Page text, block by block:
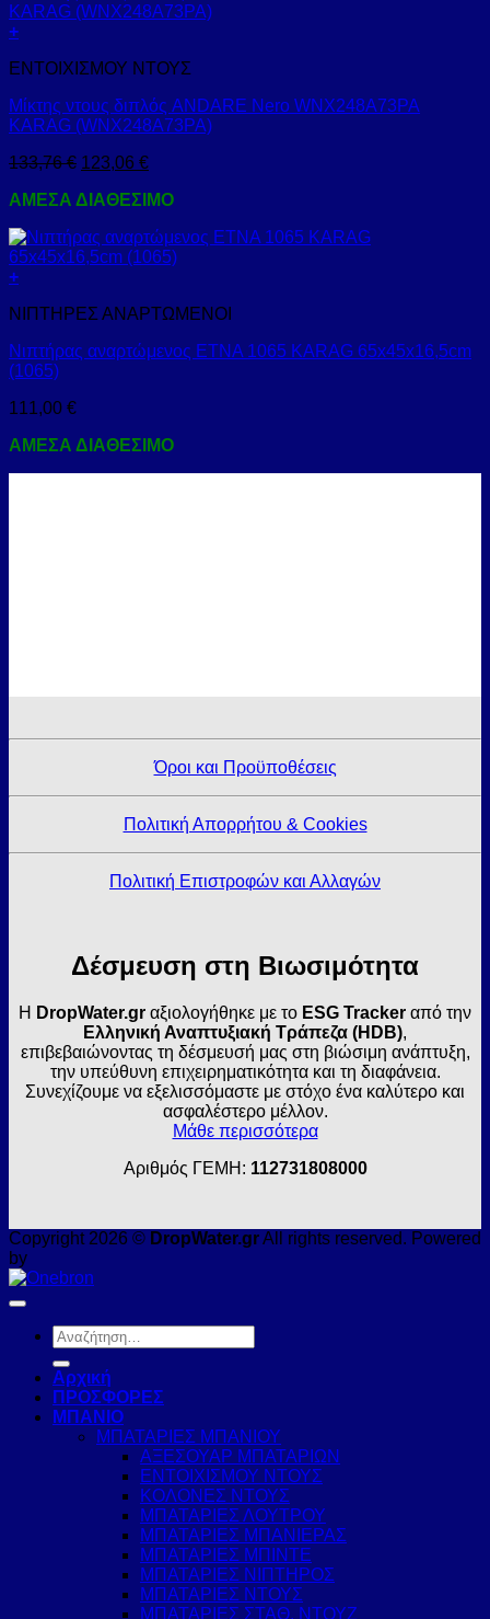
+
ΕΝΤΟΙΧΙΣΜΟΥ ΝΤΟΥΣ
Μίκτης ντους διπλός ANDARE Nero WNX248A73PA
KARAG (WNX248A73PA)
133,76€ 123,06 €
ΑΜΕΣΑ ΔΙΑΘΕΣΙΜΟ
+
ΝΙΠΤΗΡΕΣ ΑΝΑΡΤΩΜΕΝΟΙ
Νιπτήρας αναρτώμενος ETNA 1065 KARAG 65x45x16,5cm
(1065)
111,00 €
ΑΜΕΣΑ ΔΙΑΘΕΣΙΜΟ
Όροι και Προϋποθέσεις
Πολιτική Απορρήτου & Cookies
Πολιτική Επιστροφών και Αλλαγών
Δέσμευση στη Βιωσιμότητα
Η DropWater.gr αξιολογήθηκε με το ESG Tracker από την
Ελληνική Αναπτυξιακή Τράπεζα (HDB),
επιβεβαιώνοντας τη δέσμευσή μας στη βιώσιμη ανάπτυξη,
την υπεύθυνη επιχειρηματικότητα και τη διαφάνεια.
Συνεχίζουμε να εξελισσόμαστε με στόχο ένα καλύτερο και
ασφαλέστερο μέλλον.
Μάθε περισσότερα
Αριθμός ΓΕΜΗ: 112731808000
Copyright 2026 © DropWater.grAll rights reserved. Powered
by
Αναζήτηση
για:
Αρχική
ΠΡΟΣΦΟΡΕΣ
ΜΠΑΝΙΟ
ΜΠΑΤΑΡΙΕΣ ΜΠΑΝΙΟΥ
ΑΞΕΣΟΥΑΡ ΜΠΑΤΑΡΙΩΝ
ΕΝΤΟΙΧΙΣΜΟΥ ΝΤΟΥΣ
ΚΟΛΟΝΕΣ ΝΤΟΥΣ
ΜΠΑΤΑΡΙΕΣ ΛΟΥΤΡΟΥ
ΜΠΑΤΑΡΙΕΣ ΜΠΑΝΙΕΡΑΣ
ΜΠΑΤΑΡΙΕΣ ΜΠΙΝΤΕ
ΜΠΑΤΑΡΙΕΣ ΝΙΠΤΗΡΟΣ
ΜΠΑΤΑΡΙΕΣ ΝΤΟΥΣ
ΜΠΑΤΑΡΙΕΣ ΣΤΑΘ. ΝΤΟΥΖ